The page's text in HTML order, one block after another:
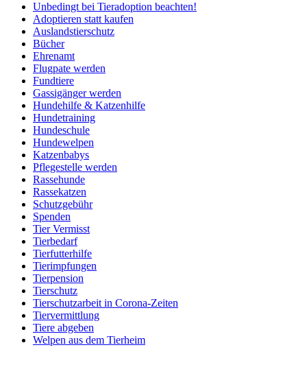
Unbedingt bei Tieradoption beachten!
Adoptieren statt kaufen
Auslandstierschutz
Bücher
Ehrenamt
Flugpate werden
Fundtiere
Gassigänger werden
Hundehilfe & Katzenhilfe
Hundetraining
Hundeschule
Hundewelpen
Katzenbabys
Pflegestelle werden
Rassehunde
Rassekatzen
Schutzgebühr
Spenden
Tier Vermisst
Tierbedarf
Tierfutterhilfe
Tierimpfungen
Tierpension
Tierschutz
Tierschutzarbeit in Corona-Zeiten
Tiervermittlung
Tiere abgeben
Welpen aus dem Tierheim